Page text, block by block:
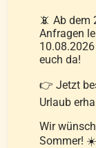
📵 Ab dem
Anfragen
euch da!
👉 Jetzt
Urlaub
Wir
Sommer! ☀️